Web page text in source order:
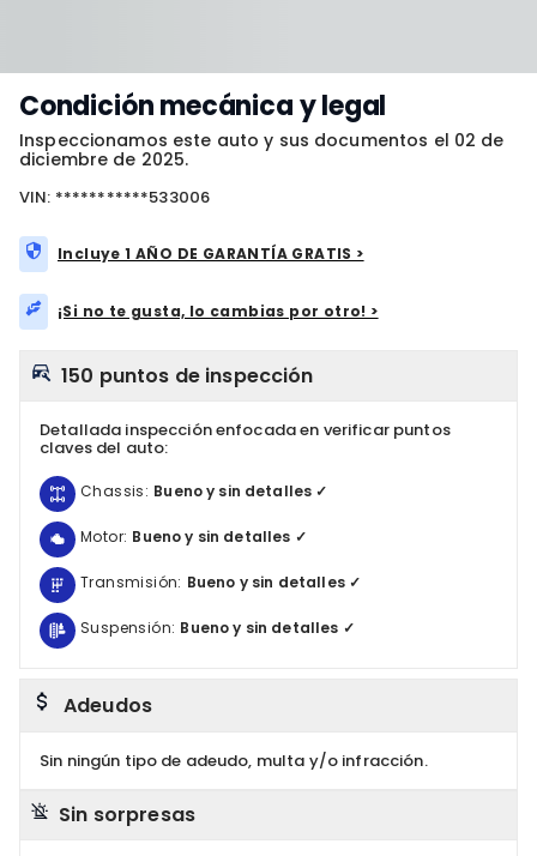
Condición mecánica y legal
Inspeccionamos este auto y sus documentos el 02 de
diciembre de 2025.
VIN: ***********533006
Incluye 1 AÑO DE GARANTÍA GRATIS >
¡Si no te gusta, lo cambias por otro! >
150 puntos de inspección
Detallada inspección enfocada en verificar puntos
claves del auto:
Chassis: Bueno y sin detalles ✓
Motor: Bueno y sin detalles ✓
Transmisión: Bueno y sin detalles ✓
Suspensión: Bueno y sin detalles ✓
Adeudos
Sin ningún tipo de adeudo, multa y/o infracción.
Sin sorpresas